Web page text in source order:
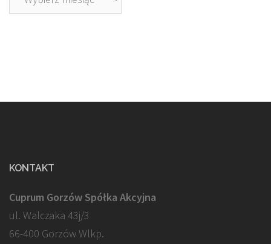
KONTAKT
Cuprum Gorzów Spółka Akcyjna
ul. Walczaka 43j/3
66-400 Gorzów Wlkp.